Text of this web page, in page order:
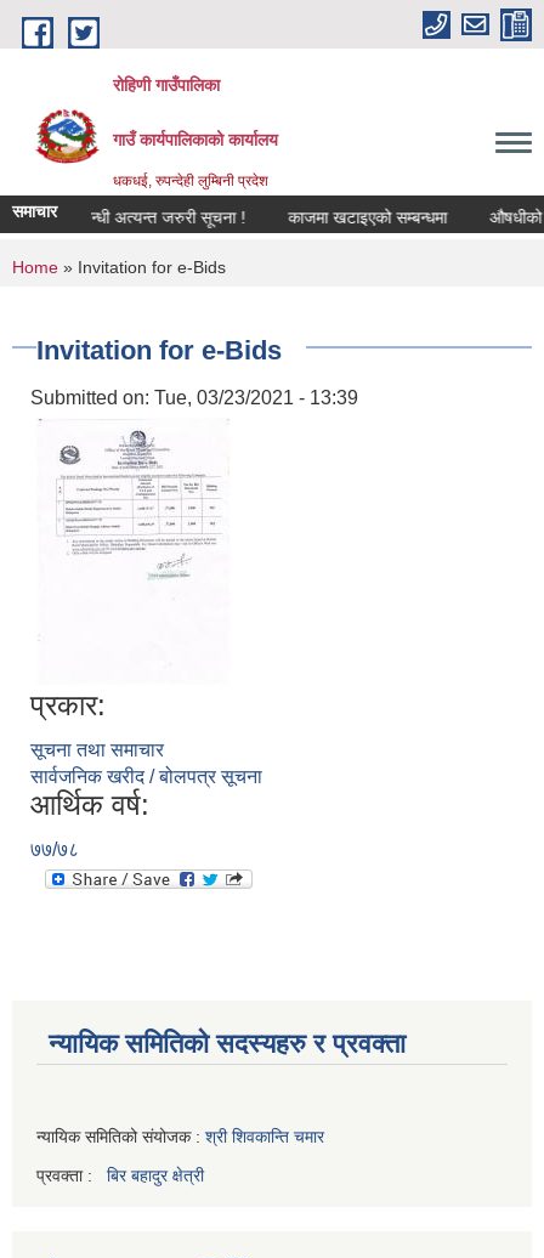
Skip to main content
रोहिणी गाउँपालिका
गाउँ कार्यपालिकाको कार्यालय
धकधई, रुपन्देही लुम्बिनी प्रदेश
समाचारसम्बन्धी अत्यन्त जरुरी सूचना ! काजमा खटाइएको सम्बन्धमा औषधीको
You are here
Home » Invitation for e-Bids
Invitation for e-Bids
Submitted on: Tue, 03/23/2021 - 13:39
प्रकार:
सूचना तथा समाचार
सार्वजनिक खरीद / बोलपत्र सूचना
आर्थिक वर्ष:
७७/७८
न्यायिक समितिको सदस्यहरु र प्रवक्ता
न्यायिक समितिको संयोजक : श्री शिवकान्ति चमार
प्रवक्ता : बिर बहादुर क्षेत्री